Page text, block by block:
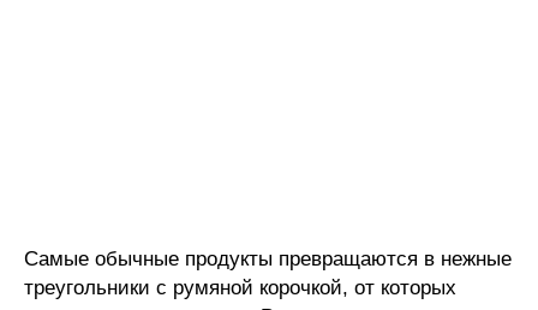
Самые обычные продукты превращаются в нежные
треугольники с румяной корочкой, от которых